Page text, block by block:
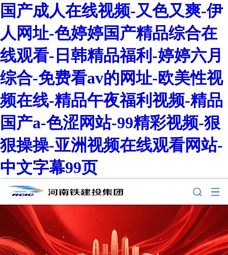
国产成人在线视频-又色又爽-伊
人网址-色婷婷国产精品综合在
线观看-日韩精品福利-婷婷六月
综合-免费看av的网址-欧美性视
频在线-精品午夜福利视频-精品
国产a-色涩网站-99精彩视频-狠
狠操操-亚洲视频在线观看网站-
中文字幕99页